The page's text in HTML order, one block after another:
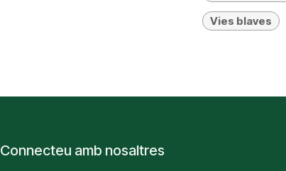
Vies blaves
Connecteu amb nosaltres